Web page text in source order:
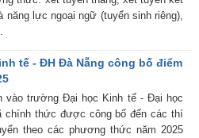
năng lực ngoại ngữ (tuyển sinh riêng),
tế - ĐH Đà Nẵng công bố điểm
vào trường Đại học Kinh tế - Đại học
chính thức được công bố đến các thí
theo các phương thức năm 2025